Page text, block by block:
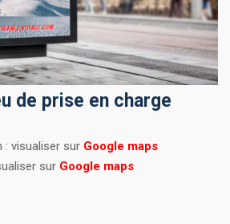
de prise en charge
: visualiser sur Google maps
sur Google maps